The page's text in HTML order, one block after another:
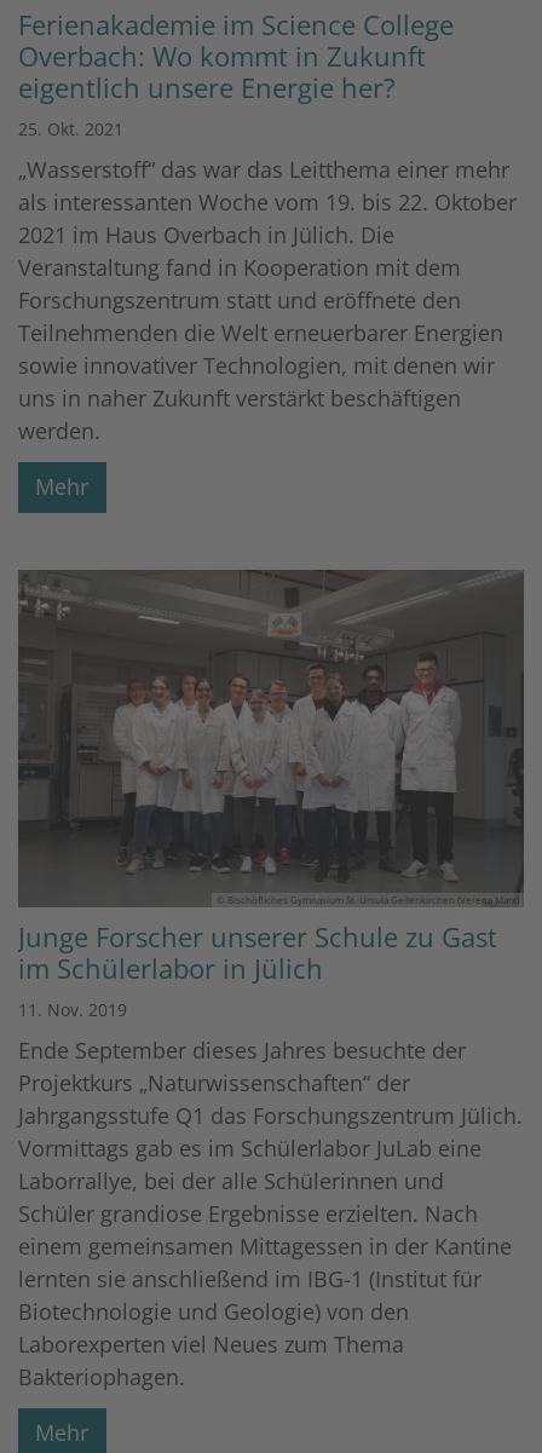
Ferienakademie im Science College
Overbach: Wo kommt in Zukunft
eigentlich unsere Energie her?
25. Okt. 2021
„Wasserstoff“ das war das Leitthema einer mehr
als interessanten Woche vom 19. bis 22. Oktober
2021 im Haus Overbach in Jülich. Die
Veranstaltung fand in Kooperation mit dem
Forschungszentrum statt und eröffnete den
Teilnehmenden die Welt erneuerbarer Energien
sowie innovativer Technologien, mit denen wir
uns in naher Zukunft verstärkt beschäftigen
werden.
Mehr
© Bischöfliches Gymnasium St. Ursula Geilenkirchen (Verena Marx)
Junge Forscher unserer Schule zu Gast
im Schülerlabor in Jülich
11. Nov. 2019
Ende September dieses Jahres besuchte der
Projektkurs „Naturwissenschaften“ der
Jahrgangsstufe Q1 das Forschungszentrum Jülich.
Vormittags gab es im Schülerlabor JuLab eine
Laborrallye, bei der alle Schülerinnen und
Schüler grandiose Ergebnisse erzielten. Nach
einem gemeinsamen Mittagessen in der Kantine
lernten sie anschließend im IBG-1 (Institut für
Biotechnologie und Geologie) von den
Laborexperten viel Neues zum Thema
Bakteriophagen.
Mehr